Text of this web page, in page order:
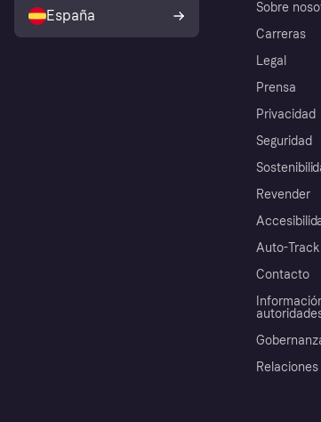
Sobre
Carreras
Legal
Prensa
Privacidad
Seguridad
Revender
Auto-Track
Contacto
España